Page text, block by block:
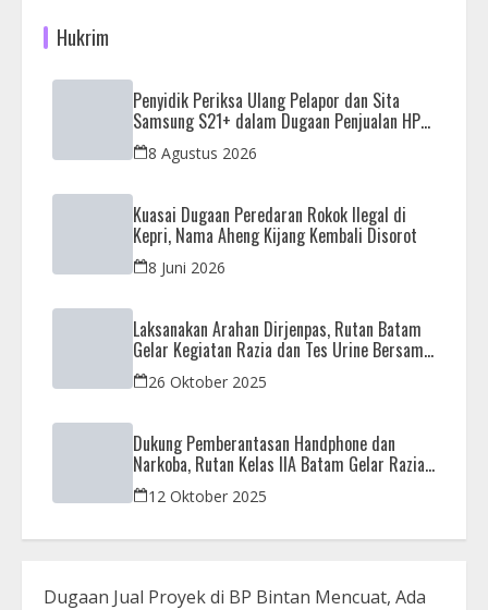
Hukrim
Penyidik Periksa Ulang Pelapor dan Sita
Samsung S21+ dalam Dugaan Penjualan HP
Ilegal di Nagoya Hill
8 Agustus 2026
Kuasai Dugaan Peredaran Rokok Ilegal di
Kepri, Nama Aheng Kijang Kembali Disorot
8 Juni 2026
Laksanakan Arahan Dirjenpas, Rutan Batam
Gelar Kegiatan Razia dan Tes Urine Bersama
APH26 Oktober 2025
Dukung Pemberantasan Handphone dan
Narkoba, Rutan Kelas IIA Batam Gelar Razia
Bersama Aparat Penegak Hukum
12 Oktober 2025
Dugaan Jual Proyek di BP Bintan Mencuat, Ada